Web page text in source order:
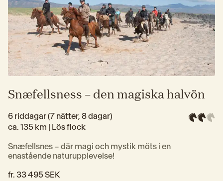
Snæfellsness – den magiska halvön
6 riddagar (7 nätter, 8 dagar)
ca. 135 km | Lös flock
Snæfellsnes – där magi och mystik möts i en
enastående naturupplevelse!
fr. 33 495 SEK